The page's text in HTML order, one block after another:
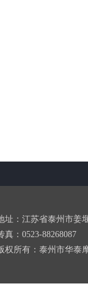
址：江苏省泰州市姜
真：0523-88268087
权所有：泰州市华泰